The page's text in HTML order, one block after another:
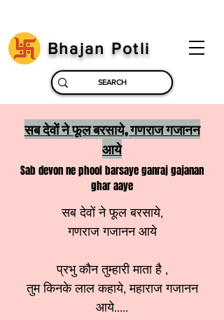
Bhajan Potli
सब देवों ने फूल बरसाये, गणराज गजानन
आये
Sab devon ne phool barsaye ganraj gajanan
ghar aaye
सब देवों ने फूल बरसाये,
गणराज गजानन आये
प्रभु कौन तुम्हारी माता है ,
तुम किनके लाल कहाये, महाराज गजानन
आये.....